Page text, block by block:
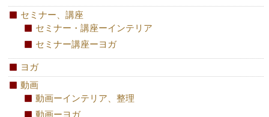
セミナー、講座
セミナー・講座ーインテリア
セミナー講座ーヨガ
ヨガ
動画
動画ーインテリア、整理
動画ーヨガ